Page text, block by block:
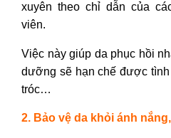
xuyên theo chỉ dẫn của
viên.
Việc này giúp da phục hồi
dưỡng sẽ hạn chế được
tróc…
2. Bảo vệ da khỏi ánh